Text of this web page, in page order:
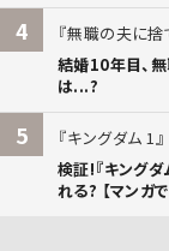
4
無職の夫に捨
結婚10年目、無
は...?
5
キングダム 1
検証!『キング
れる? 【マンガ